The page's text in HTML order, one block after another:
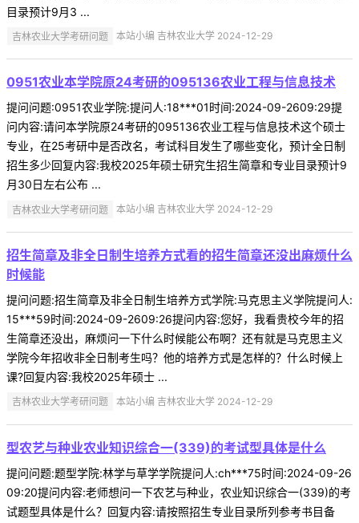
目录预计9月3 ...
吉林农业大学考研问题 本站小编 吉林农业大学 2024-12-29
0951农业本学院原24考研的095136农业工程与信息技术
提问问题:0951农业学院:提问人:18***01时间:2024-09-2609:29提
问内容:请问本学院原24考研的095136农业工程与信息技术这个硕士
专业，在25考研中是否改名，考试科目发生了哪些变化，预计全日制
招生多少回复内容:我校2025年硕士研究生招生简章和专业目录预计9
月30日左右公布 ...
吉林农业大学考研问题 本站小编 吉林农业大学 2024-12-29
招生简章及非全日制生培养方式看的招生简章还没出麻烦什么
时候能
提问问题:招生简章及非全日制生培养方式学院:马克思主义学院提问人:
15***59时间:2024-09-2609:26提问内容:您好，我看贵校今年的招
生简章还没出，麻烦问一下什么时候能公布啊？还有就是马克思主义
学院今年招收非全日制考生吗？他的培养方式是怎样的？什么时候上
课?回复内容:我校2025年硕士 ...
吉林农业大学考研问题 本站小编 吉林农业大学 2024-12-29
型农艺与种业农业知识综合一(339)的考试型具体是什么
提问问题:题型学院:林学与草学学院提问人:ch***75时间:2024-09-26
09:20提问内容:老师想问一下农艺与种业，农业知识综合一(339)的考
试题型具体是什么？回复内容:请按照招生专业目录所列参考书目备